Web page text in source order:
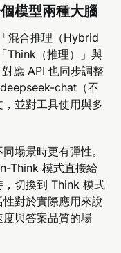
模型兩種大腦
混合推理（Hybrid
Think（推理）」與
應 API 也同步調整
chat（不
並對工具使用與多
場景時更有彈性。
Think 模式直接給
，切換到 Think 模式
對於實際應用來說
與答案品質的場